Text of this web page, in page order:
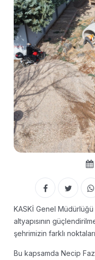
KASKİ Genel
altyapısının
şehrimizin farklı
Bu kapsamda Necip